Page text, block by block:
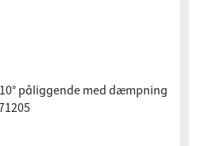
påliggende med dæmpning